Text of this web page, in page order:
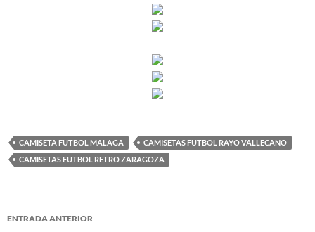
CAMISETA FUTBOL MALAGA
CAMISETAS FUTBOL RAYO VALLECANO
CAMISETAS FUTBOL RETRO ZARAGOZA
Navegación
ENTRADA ANTERIOR